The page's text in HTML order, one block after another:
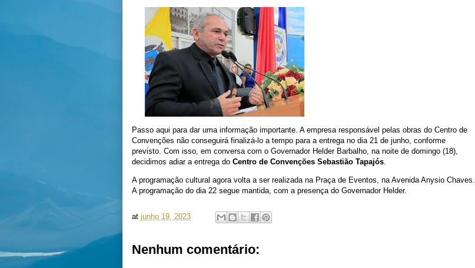
Passo aqui para dar uma informação importante. A empresa responsável pelas obras do Centro de
Convenções não conseguirá finalizá-lo a tempo para a entrega no dia 21 de junho, conforme
previsto. Com isso, em conversa com o Governador Helder Barbalho, na noite de domingo (18),
decidimos adiar a entrega do Centro de Convenções Sebastião Tapajós.
A programação cultural agora volta a ser realizada na Praça de Eventos, na Avenida Anysio Chaves.
A programação do dia 22 segue mantida, com a presença do Governador Helder.
at junho 19, 2023
Nenhum comentário: